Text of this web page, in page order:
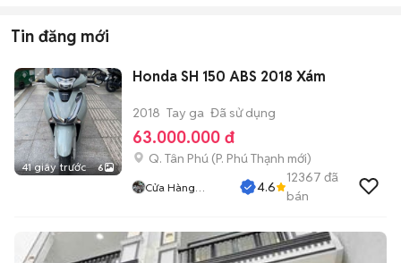
Tin đăng mới
41 giây trước 6
Honda SH 150 ABS 2018 Xám
2018 Tay ga Đã sử dụng
63.000.000 đ
Q. Tân Phú (P. Phú Thạnh mới)
Cửa Hàng
4.6
12367 đã
bán